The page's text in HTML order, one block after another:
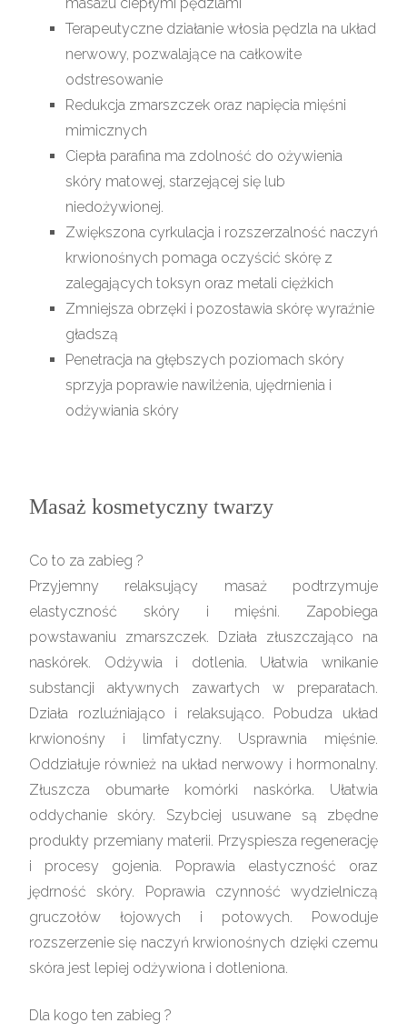
Terapeutyczne działanie włosia pędzla na układ
nerwowy, pozwalające na całkowite
odstresowanie
Redukcja zmarszczek oraz napięcia mięśni
mimicznych
Ciepła parafina ma zdolność do ożywienia
skóry matowej, starzejącej się lub
niedożywionej.
Zwiększona cyrkulacja i rozszerzalność naczyń
krwionośnych pomaga oczyścić skórę z
zalegających toksyn oraz metali ciężkich
Zmniejsza obrzęki i pozostawia skórę wyraźnie
gładszą
Penetracja na głębszych poziomach skóry
sprzyja poprawie nawilżenia, ujędrnienia i
odżywiania skóry
Masaż kosmetyczny twarzy
Co to za zabieg ?
Przyjemny relaksujący masaż podtrzymuje
elastyczność skóry i mięśni. Zapobiega
powstawaniu zmarszczek. Działa złuszczająco na
naskórek. Odżywia i dotlenia. Ułatwia wnikanie
substancji aktywnych zawartych w preparatach.
Działa rozluźniająco i relaksująco. Pobudza układ
krwionośny i limfatyczny. Usprawnia mięśnie.
Oddziałuje również na układ nerwowy i hormonalny.
Złuszcza obumarłe komórki naskórka. Ułatwia
oddychanie skóry. Szybciej usuwane są zbędne
produkty przemiany materii. Przyspiesza regenerację
i procesy gojenia. Poprawia elastyczność oraz
jędrność skóry. Poprawia czynność wydzielniczą
gruczołów łojowych i potowych. Powoduje
rozszerzenie się naczyń krwionośnych dzięki czemu
skóra jest lepiej odżywiona i dotleniona.
Dla kogo ten zabieg ?